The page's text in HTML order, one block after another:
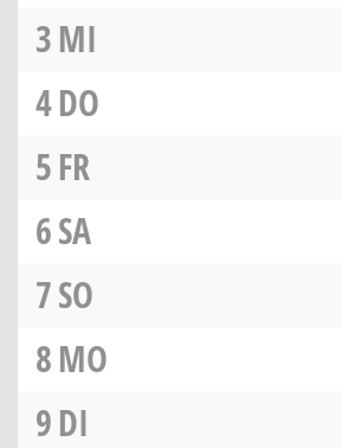
3MI
4DO
5FR
6SA
7SO
8MO
9DI